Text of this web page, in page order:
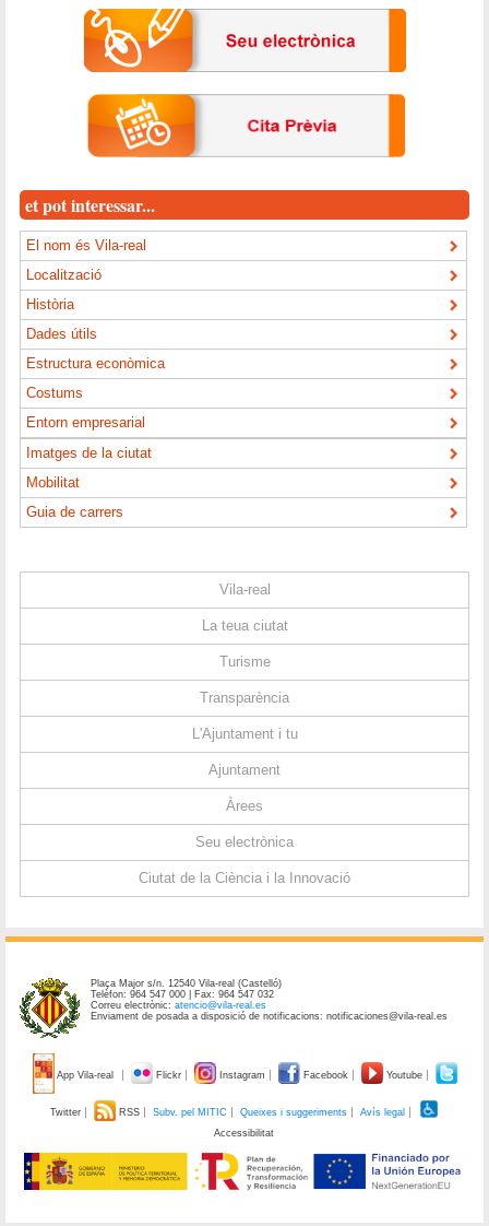
et pot interessar...
El nom és Vila-real
Localització
Història
Dades útils
Estructura econòmica
Costums
Entorn empresarial
Imatges de la ciutat
Mobilitat
Guia de carrers
Vila-real
La teua ciutat
Turisme
Transparència
L'Ajuntament i tu
Ajuntament
Àrees
Seu electrònica
Ciutat de la Ciència i la Innovació
Plaça Major s/n. 12540 Vila-real (Castelló)
Telèfon: 964 547 000 | Fax: 964 547 032
Correu electrònic:atencio@vila-real.es
Enviament de posada a disposició de notificacions: notificaciones@vila-real.es
App Vila-real Flickr Instagram Facebook Youtube
Twitter RSS Subv. pel MITIC Queixes i suggeriments
Avís legal
Accessibilitat